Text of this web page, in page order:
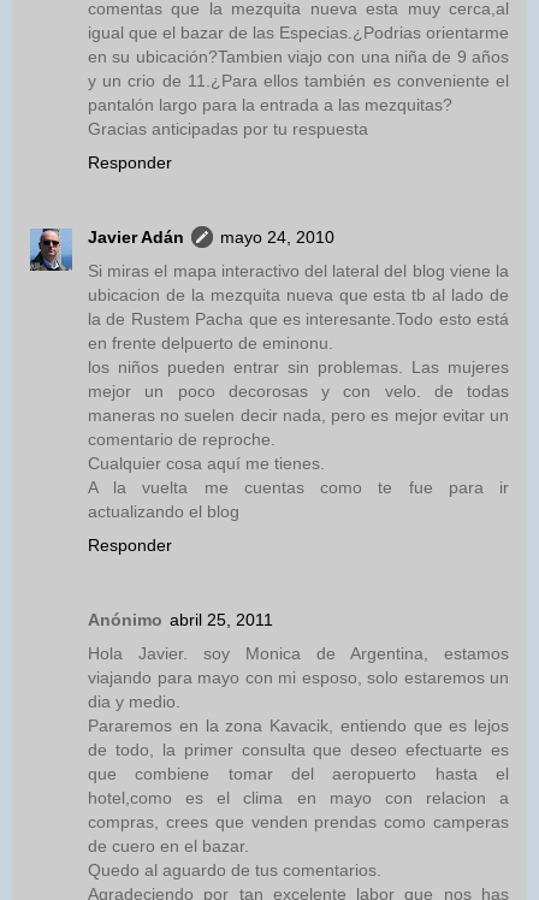
comentas que la mezquita nueva esta muy cerca,al
igual que el bazar de las Especias.¿Podrias orientarme
en su ubicación?Tambien viajo con una niña de 9 años
y un crio de 11.¿Para ellos también es conveniente el
pantalón largo para la entrada a las mezquitas?
Gracias anticipadas por tu respuesta
Responder
Javier Adán
mayo 24, 2010
Si miras el mapa interactivo del lateral del blog viene la
ubicacion de la mezquita nueva que esta tb al lado de
la de Rustem Pacha que es interesante.Todo esto está
en frente delpuerto de eminonu.
los niños pueden entrar sin problemas. Las mujeres
mejor un poco decorosas y con velo. de todas
maneras no suelen decir nada, pero es mejor evitar un
comentario de reproche.
Cualquier cosa aquí me tienes.
A la vuelta me cuentas como te fue para ir
actualizando el blog
Responder
Anónimo abril 25, 2011
Hola Javier. soy Monica de Argentina, estamos
viajando para mayo con mi esposo, solo estaremos un
dia y medio.
Pararemos en la zona Kavacik, entiendo que es lejos
de todo, la primer consulta que deseo efectuarte es
que combiene tomar del aeropuerto hasta el
hotel,como es el clima en mayo con relacion a
compras, crees que venden prendas como camperas
de cuero en el bazar.
Quedo al aguardo de tus comentarios.
Agradeciendo por tan excelente labor que nos has